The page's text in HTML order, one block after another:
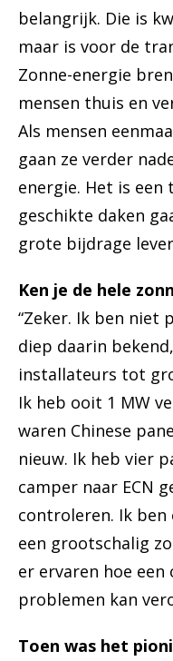
belangrijk. Die is
maar is voor de
Zonne-energie
mensen thuis en
Als mensen
gaan ze verder
energie. Het is een
geschikte daken
grote bijdrage
Ken je de hele
“Zeker. Ik ben niet
diep daarin
installateurs tot
Ik heb ooit 1 MW
waren Chinese
nieuw. Ik heb vier
camper naar ECN
controleren. Ik ben
een grootschalig
er ervaren hoe
problemen kan
Toen was het